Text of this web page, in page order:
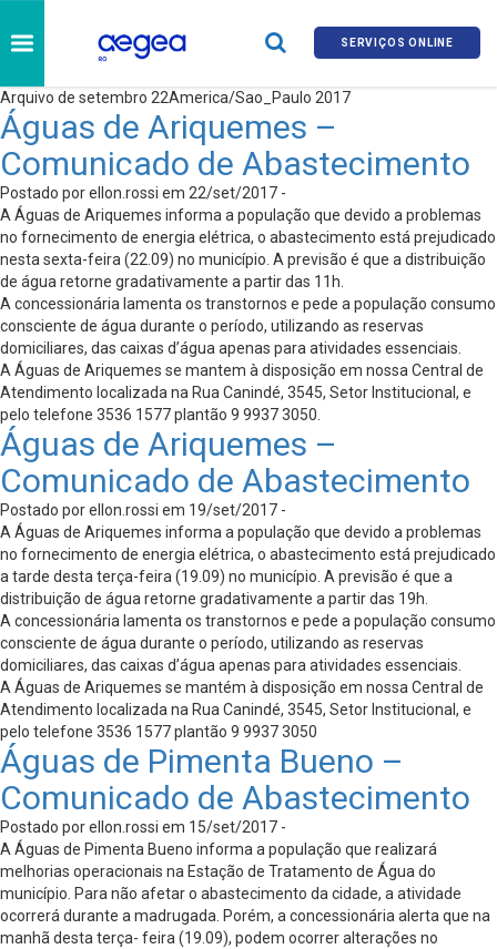
SERVIÇOS ONLINE
Arquivo de setembro 22America/Sao_Paulo 2017
Águas de Ariquemes –
Comunicado de Abastecimento
Postado por ellon.rossi em 22/set/2017 -
A Águas de Ariquemes informa a população que devido a problemas
no fornecimento de energia elétrica, o abastecimento está prejudicado
nesta sexta-feira (22.09) no município. A previsão é que a distribuição
de água retorne gradativamente a partir das 11h.
A concessionária lamenta os transtornos e pede a população consumo
consciente de água durante o período, utilizando as reservas
domiciliares, das caixas d’água apenas para atividades essenciais.
A Águas de Ariquemes se mantem à disposição em nossa Central de
Atendimento localizada na Rua Canindé, 3545, Setor Institucional, e
pelo telefone 3536 1577 plantão 9 9937 3050.
Águas de Ariquemes –
Comunicado de Abastecimento
Postado por ellon.rossi em 19/set/2017 -
A Águas de Ariquemes informa a população que devido a problemas
no fornecimento de energia elétrica, o abastecimento está prejudicado
a tarde desta terça-feira (19.09) no município. A previsão é que a
distribuição de água retorne gradativamente a partir das 19h.
A concessionária lamenta os transtornos e pede a população consumo
consciente de água durante o período, utilizando as reservas
domiciliares, das caixas d’água apenas para atividades essenciais.
A Águas de Ariquemes se mantém à disposição em nossa Central de
Atendimento localizada na Rua Canindé, 3545, Setor Institucional, e
pelo telefone 3536 1577 plantão 9 9937 3050
Águas de Pimenta Bueno –
Comunicado de Abastecimento
Postado por ellon.rossi em 15/set/2017 -
A Águas de Pimenta Bueno informa a população que realizará
melhorias operacionais na Estação de Tratamento de Água do
município. Para não afetar o abastecimento da cidade, a atividade
ocorrerá durante a madrugada. Porém, a concessionária alerta que na
manhã desta terça- feira (19.09), podem ocorrer alterações no